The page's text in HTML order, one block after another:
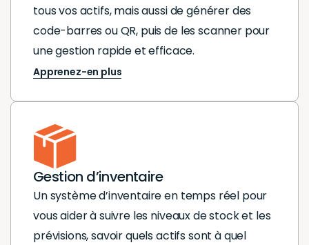
tous vos actifs, mais aussi de générer des
code-barres ou QR, puis de les scanner pour
une gestion rapide et efficace.
Apprenez-en plus
Gestion d’inventaire
Un système d’inventaire en temps réel pour
vous aider à suivre les niveaux de stock et les
prévisions, savoir quels actifs sont à quel